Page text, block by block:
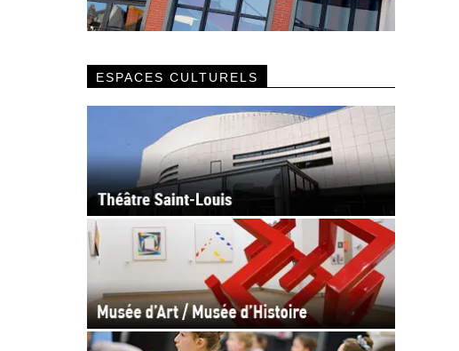
ESPACES CULTURELS